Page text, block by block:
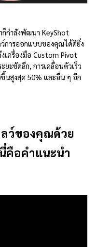
กำลังพัฒนา KeyShot
ว์การออกแบบของคุณได้ดียิ่ง
เครื่องมือ Custom Pivot
ะชัดลึก, การเคลื่อนตัวเร็ว
นสูงสุด 50% และอื่น ๆ อีก
ลว์ของคุณด้วย
คือคำแนะนำ